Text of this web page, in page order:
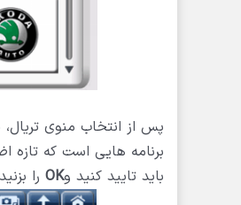
پس از انتخاب منوی
برنامه هایی است که
باید تایید کنید وOK را